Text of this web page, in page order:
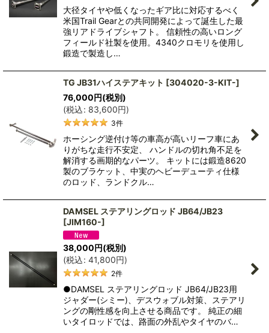
大径タイヤや低くなったギア比に対応するべく
米国Trail Gearとの共同開発によって誕生した最
強リアドライブシャフト。 信頼性の高いロング
フィールド社製を使用。4340クロモリを使用し
鍛造で製造し…
TG JB31ハイステアキット [304020-3-KIT-]
76,000円(税別)
(税込: 83,600円)
3件
ホーシング逆付け等の車高が高いリーフ車にあ
りがちな走行不安定、 ハンドルの切れ角不足を
解消する画期的なパーツ。 キットには鍛造8620
製のブラケット、中実のヘビーデューティ仕様
のロッド、ランドクル…
DAMSEL ステアリングロッド JB64/JB23
[JIM160-]
38,000円(税別)
(税込: 41,800円)
2件
●DAMSEL ステアリングロッド JB64/JB23用
ジャダー(シミー)、デスウォブル対策、ステアリ
ングの剛性感を向上させる商品です。 純正の細
いタイロッドでは、路面の外乱やタイヤのバ…